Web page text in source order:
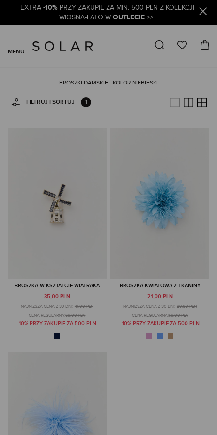
EXTRA -10% PRZY ZAKUPIE ZA MIN. 500 PLN Z KOLEKCJI
WIOSNA-LATO W OUTLECIE>>
MENU
BROSZKI DAMSKIE - KOLOR NIEBIESKI
FILTRUJ I SORTUJ 1
BROSZKA W KSZTAŁCIE WIATRAKA
35,00 PLN
NAJNIŻSZA CENA Z 30 DNI: 41,00 PLN
CENA REGULARNA:69,00 PLN
-10% PRZY ZAKUPIE ZA 500 PLN
BROSZKA KWIATOWA Z TKANINY
21,00 PLN
NAJNIŻSZA CENA Z 30 DNI: 29,00 PLN
CENA REGULARNA:59,00 PLN
-10% PRZY ZAKUPIE ZA 500 PLN